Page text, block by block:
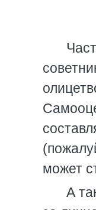
может
А